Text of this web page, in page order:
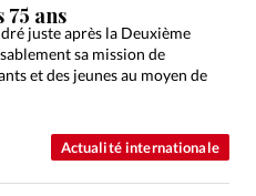
Actualité internationale
75 ans
juste après la Deuxième
sa mission de
et des jeunes au moyen de